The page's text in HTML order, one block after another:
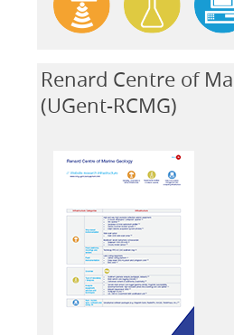
Renard Centre of
(UGent-RCMG)